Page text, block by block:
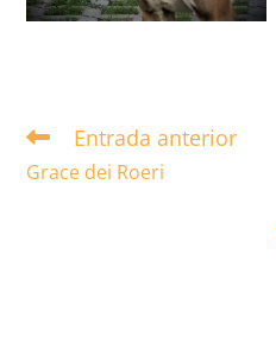
Leer
artículos
Entrada anterior
Grace dei Roeri